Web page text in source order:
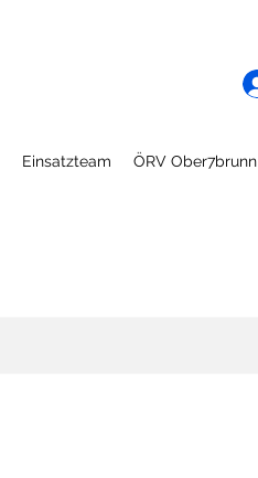
Einsatzteam ÖRV Ober7brunn